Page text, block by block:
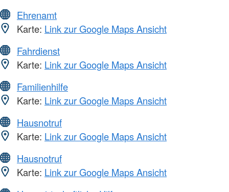
Ehrenamt
Karte: Link zur Google Maps Ansicht
Fahrdienst
Karte: Link zur Google Maps Ansicht
Familienhilfe
Karte: Link zur Google Maps Ansicht
Hausnotruf
Karte: Link zur Google Maps Ansicht
Hausnotruf
Karte: Link zur Google Maps Ansicht